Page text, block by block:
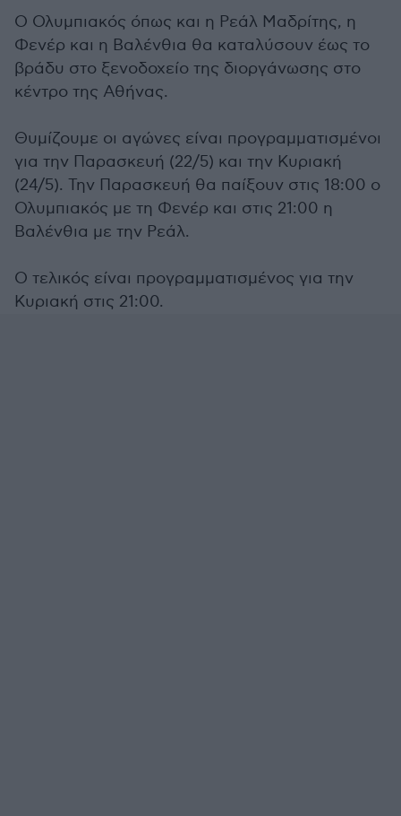
Ο Ολυμπιακός όπως και η Ρεάλ Μαδρίτης, η
Φενέρ και η Βαλένθια θα καταλύσουν έως το
βράδυ στο ξενοδοχείο της διοργάνωσης στο
κέντρο της Αθήνας.
Θυμίζουμε οι αγώνες είναι προγραμματισμένοι
για την Παρασκευή (22/5) και την Κυριακή
(24/5). Την Παρασκευή θα παίξουν στις 18:00 ο
Ολυμπιακός με τη Φενέρ και στις 21:00 η
Βαλένθια με την Ρεάλ.
Ο τελικός είναι προγραμματισμένος για την
Κυριακή στις 21:00.